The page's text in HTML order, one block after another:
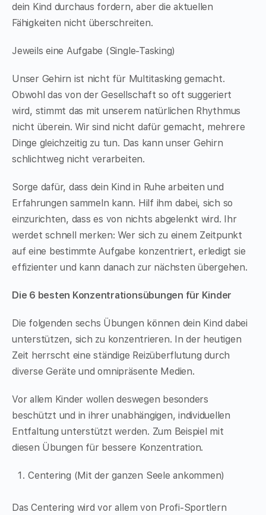
dein Kind durchaus fordern, aber die aktuellen
Fähigkeiten nicht überschreiten.
Jeweils eine Aufgabe (Single-Tasking)
Unser Gehirn ist nicht für Multitasking gemacht.
Obwohl das von der Gesellschaft so oft suggeriert
wird, stimmt das mit unserem natürlichen Rhythmus
nicht überein. Wir sind nicht dafür gemacht, mehrere
Dinge gleichzeitig zu tun. Das kann unser Gehirn
schlichtweg nicht verarbeiten.
Sorge dafür, dass dein Kind in Ruhe arbeiten und
Erfahrungen sammeln kann. Hilf ihm dabei, sich so
einzurichten, dass es von nichts abgelenkt wird. Ihr
werdet schnell merken: Wer sich zu einem Zeitpunkt
auf eine bestimmte Aufgabe konzentriert, erledigt sie
effizienter und kann danach zur nächsten übergehen.
Die 6 besten Konzentrationsübungen für Kinder
Die folgenden sechs Übungen können dein Kind dabei
unterstützen, sich zu konzentrieren. In der heutigen
Zeit herrscht eine ständige Reizüberflutung durch
diverse Geräte und omnipräsente Medien.
Vor allem Kinder wollen deswegen besonders
beschützt und in ihrer unabhängigen, individuellen
Entfaltung unterstützt werden. Zum Beispiel mit
diesen Übungen für bessere Konzentration.
Centering (Mit der ganzen Seele ankommen)
Das Centering wird vor allem von Profi-Sportlern